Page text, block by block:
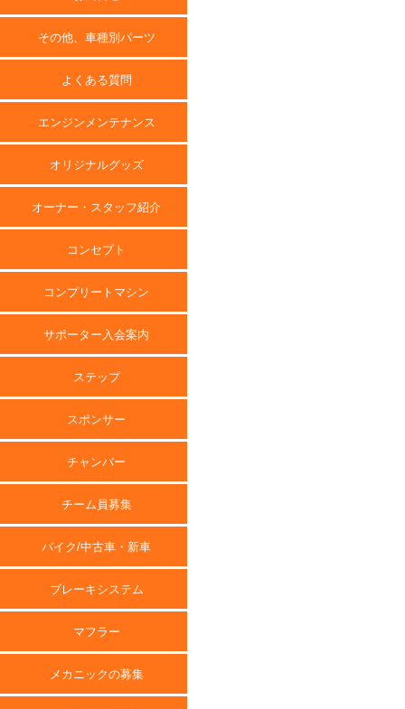
その他、車種別パーツ
よくある質問
エンジンメンテナンス
オリジナルグッズ
オーナー・スタッフ紹介
コンセプト
コンプリートマシン
サポーター入会案内
ステップ
スポンサー
チャンバー
チーム員募集
バイク/中古車・新車
ブレーキシステム
マフラー
メカニックの募集